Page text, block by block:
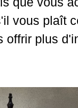
vous plaît
offrir plus